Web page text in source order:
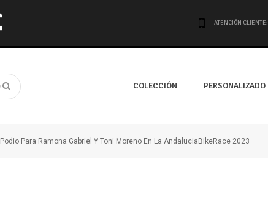
ATENCIÓN CLIENTE:
COLECCIÓN PERSONALIZADO
Podio Para Ramona Gabriel Y Toni Moreno En La AndaluciaBikeRace 2023